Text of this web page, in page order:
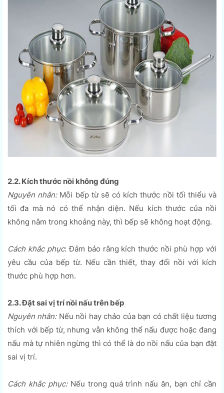
2.2. Kích thước nồi không đúng
Nguyên nhân: Mỗi bếp từ sẽ có kích thước nồi tối thiểu và
tối đa mà nó có thể nhận diện. Nếu kích thước của nồi
không nằm trong khoảng này, thì bếp sẽ không hoạt động.
Cách khắc phục: Đảm bảo rằng kích thước nồi phù hợp với
yêu cầu của bếp từ. Nếu cần thiết, thay đổi nồi với kích
thước phù hợp hơn.
2.3. Đặt sai vị trí nồi nấu trên bếp
Nguyên nhân:Nếu nồi hay chảo của bạn có chất liệu tương
thích với bếp từ, nhưng vẫn không thể nấu được hoặc đang
nấu mà tự nhiên ngừng thì có thể là do nồi nấu của bạn đặt
sai vị trí.
Cách khắc phục: Nếu trong quá trình nấu ăn, bạn chỉ cần